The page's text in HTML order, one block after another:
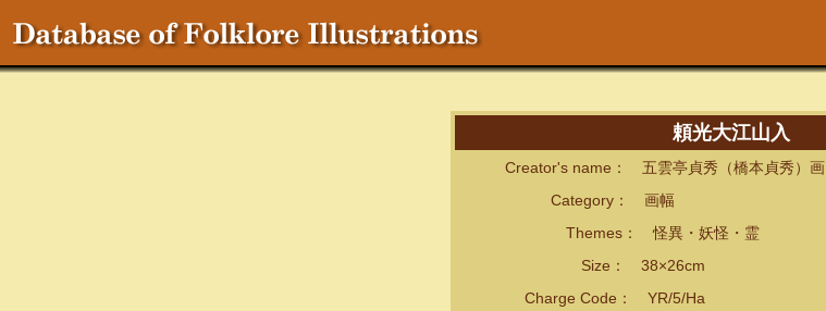
頼光大江山入
Creator's name： 五雲亭貞秀（橋本貞秀）画
Category： 画幅
Themes： 怪異・妖怪・霊
Size： 38×26cm
Charge Code： YR/5/Ha